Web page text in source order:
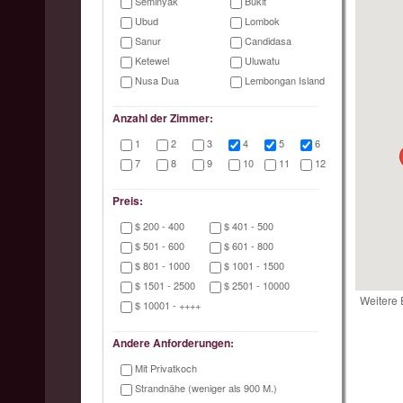
Ubud
Lombok
Sanur
Candidasa
Ketewel
Uluwatu
Nusa Dua
Lembongan Island
Anzahl der Zimmer:
1 2 3 4 5
6
7
8 9 10 11 12
Preis:
$ 200 - 400
$ 401 - 500
$ 501 - 600
$ 601 - 800
$ 801 - 1000
$ 1001 - 1500
$ 1501 - 2500
$ 2501 - 10000
$ 10001 - ++++
Andere Anforderungen:
Mit Privatkoch
Strandnähe (weniger als 900 M.)
Weitere